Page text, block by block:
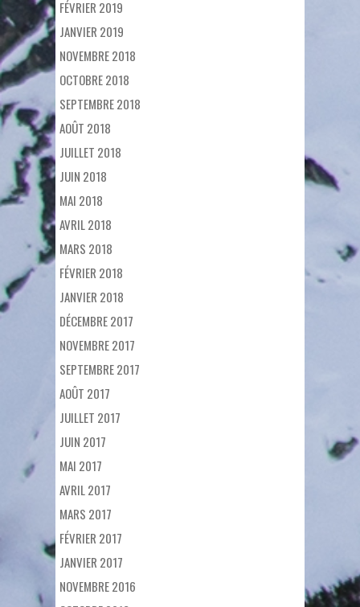
FÉVRIER 2019
JANVIER 2019
NOVEMBRE 2018
OCTOBRE 2018
SEPTEMBRE 2018
AOÛT 2018
JUILLET 2018
JUIN 2018
MAI 2018
AVRIL 2018
MARS 2018
FÉVRIER 2018
JANVIER 2018
DÉCEMBRE 2017
NOVEMBRE 2017
SEPTEMBRE 2017
AOÛT 2017
JUILLET 2017
JUIN 2017
MAI 2017
AVRIL 2017
MARS 2017
FÉVRIER 2017
JANVIER 2017
NOVEMBRE 2016